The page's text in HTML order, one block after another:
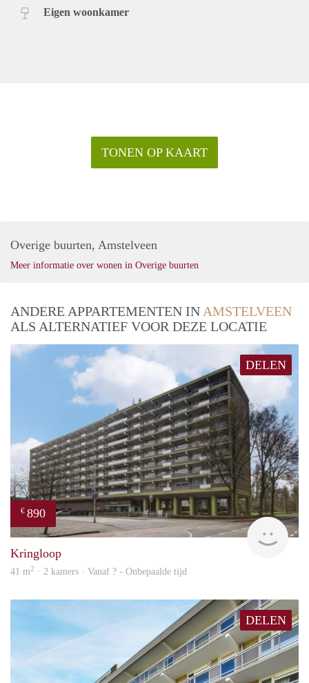
Eigen woonkamer
TONEN OP KAART
Overige buurten, Amstelveen
Meer informatie over wonen in Overige buurten
ANDERE APPARTEMENTEN IN AMSTELVEEN
ALS ALTERNATIEF VOOR DEZE LOCATIE
DELEN
€ 890
Kringloop
41 m2 · 2 kamers · Vanaf ? - Onbepaalde tijd
DELEN